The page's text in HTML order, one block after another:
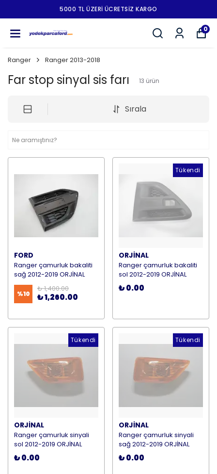
5000 TL ÜZERI ÜCRETSIZ KARGO
0
Ranger Ranger 2013-2018
Far stop sinyal sis farı 13 ürün
Sırala
FORD
Ranger çamurluk bakaliti
sağ 2012-2019 ORJİNAL
%10
₺ 1,400.00
₺ 1,260.00
Tükendi
ORJİNAL
Ranger çamurluk bakaliti
sol 2012-2019 ORJİNAL
₺ 0.00
Tükendi
ORJİNAL
Ranger çamurluk sinyali
sol 2012-2019 ORJİNAL
₺ 0.00
Tükendi
ORJİNAL
Ranger çamurluk sinyali
sağ 2012-2019 ORJİNAL
₺ 0.00